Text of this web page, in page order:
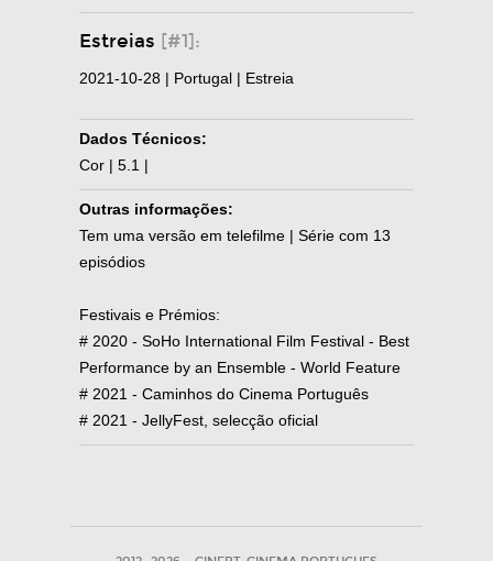
Estreias [#1]:
2021-10-28 | Portugal | Estreia
Dados Técnicos:
Cor | 5.1 |
Outras informações:
Tem uma versão em telefilme | Série com 13
episódios
Festivais e Prémios:
# 2020 - SoHo International Film Festival - Best
Performance by an Ensemble - World Feature
# 2021 - Caminhos do Cinema Português
# 2021 - JellyFest, selecção oficial